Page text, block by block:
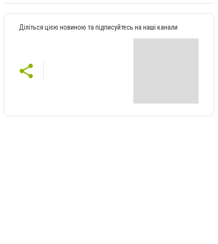
Діліться цією новиною та підписуйтесь на наші канали